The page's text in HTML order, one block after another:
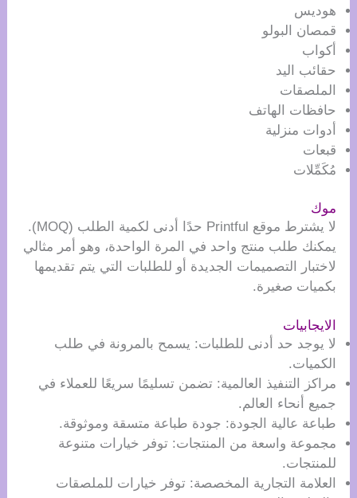
هوديس
قمصان البولو
أكواب
حقائب اليد
الملصقات
حافظات الهاتف
أدوات منزلية
قبعات
مُكَمِّلات
موك
لا يشترط موقع Printful حدًا أدنى لكمية الطلب (MOQ).
يمكنك طلب منتج واحد في المرة الواحدة، وهو أمر مثالي
لاختبار التصميمات الجديدة أو للطلبات التي يتم تقديمها
بكميات صغيرة.
الايجابيات
لا يوجد حد أدنى للطلبات: يسمح بالمرونة في طلب
الكميات.
مراكز التنفيذ العالمية: تضمن تسليمًا سريعًا للعملاء في
جميع أنحاء العالم.
طباعة عالية الجودة: جودة طباعة متسقة وموثوقة.
مجموعة واسعة من المنتجات: توفر خيارات متنوعة
للمنتجات.
العلامة التجارية المخصصة: توفر خيارات للملصقات